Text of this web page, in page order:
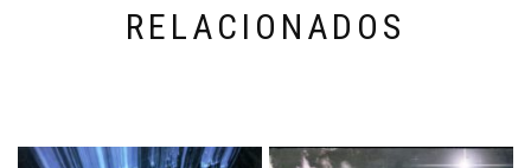
RELACIONADOS